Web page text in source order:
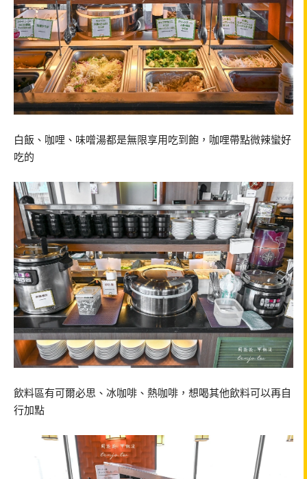
白飯、咖哩、味噌湯都是無限享用吃到飽，咖哩帶點微辣蠻好
吃的
飲料區有可爾必思、冰咖啡、熱咖啡，想喝其他飲料可以再自
行加點